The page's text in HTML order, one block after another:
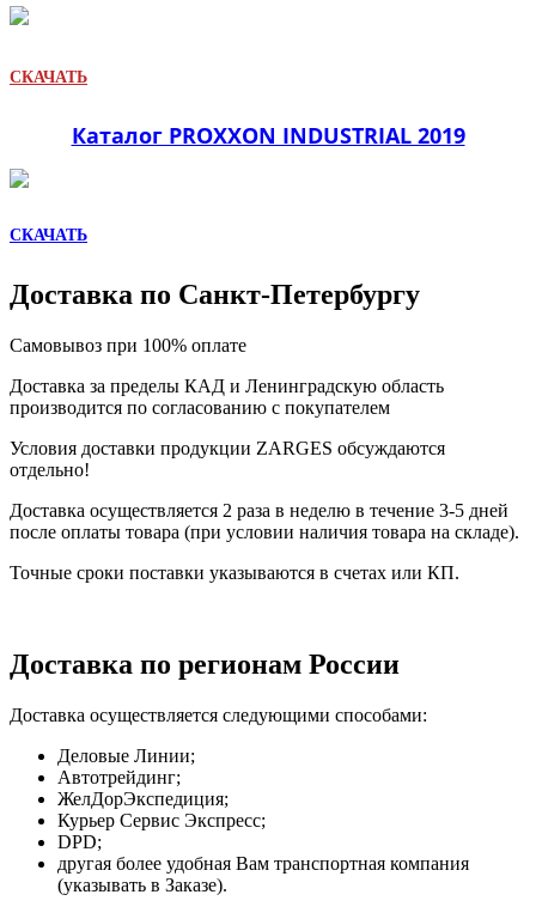
СКАЧАТЬ
Каталог PROXXON INDUSTRIAL 2019
СКАЧАТЬ
Доставка по Санкт-Петербургу
Самовывоз при 100% оплате
Доставка за пределы КАД и Ленинградскую область
производится по согласованию с покупателем
Условия доставки продукции ZARGES обсуждаются
отдельно!
Доставка осуществляется 2 раза в неделю в течение 3-5 дней
после оплаты товара (при условии наличия товара на складе).
Точные сроки поставки указываются в счетах или КП.
Доставка по регионам России
Доставка осуществляется следующими способами:
Деловые Линии;
Автотрейдинг;
ЖелДорЭкспедиция;
Курьер Сервис Экспресс;
DPD;
другая более удобная Вам транспортная компания
(указывать в Заказе).